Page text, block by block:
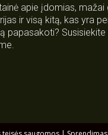
apie įdomias,
ir visą kitą, kas yra
papasakoti?